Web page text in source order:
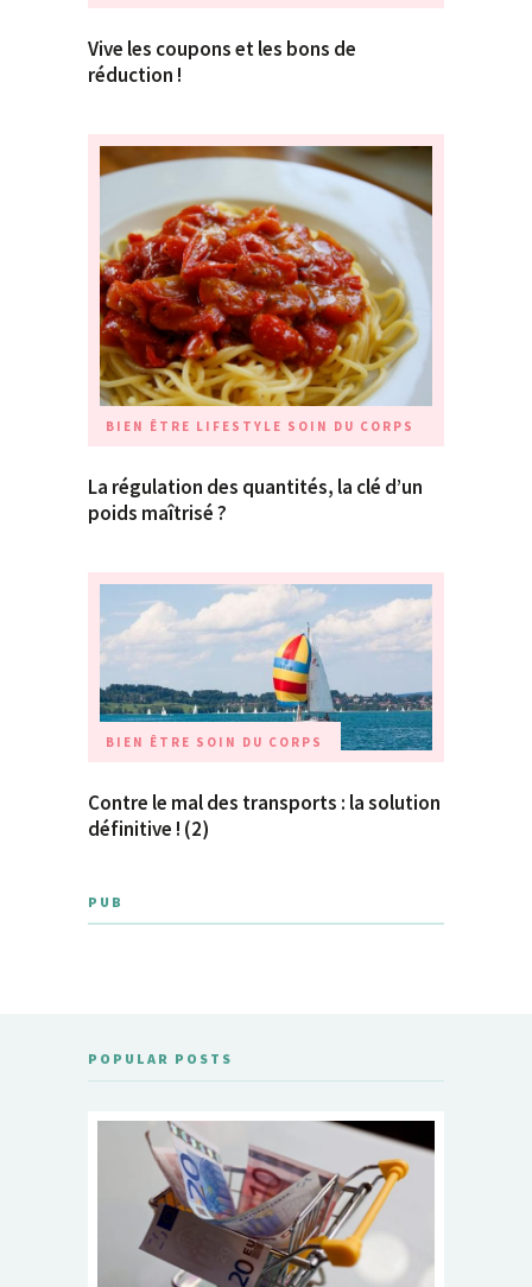
Vive les coupons et les bons de
réduction !
BIEN ÊTRE LIFESTYLE SOIN DU CORPS
La régulation des quantités, la clé d’un
poids maîtrisé ?
BIEN ÊTRE SOIN DU CORPS
Contre le mal des transports : la solution
définitive ! (2)
PUB
POPULAR POSTS